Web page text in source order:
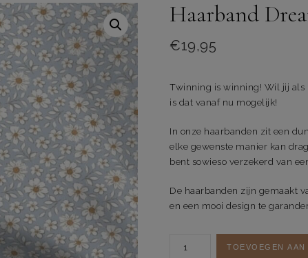
Haarband
€19,95
Twinning is winning! Wil jij als
is dat vanaf nu mogelijk!
In onze haarbanden zit een
elke gewenste manier kan
bent sowieso verzekerd van
De haarbanden zijn gemaakt
en een mooi design te
TOEVOEGEN AAN